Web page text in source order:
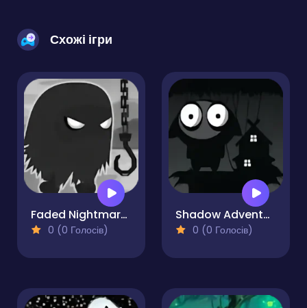
Схожі ігри
Faded Nightmare Game
0 (0 Голосів)
Shadow Adventure
0 (0 Голосів)